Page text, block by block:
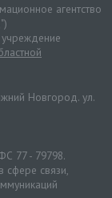
агентство
Новгород. ул.
77 - 79798.
связи,